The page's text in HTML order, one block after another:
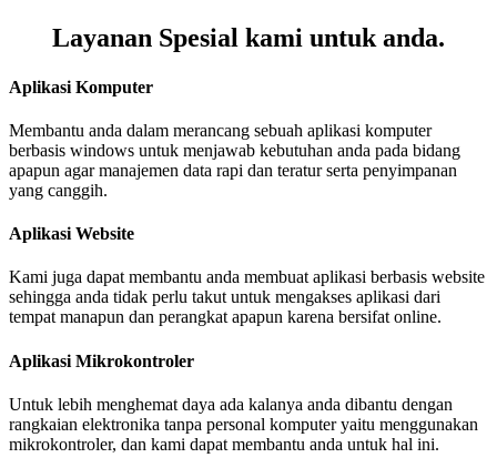
Layanan Spesial kami untukanda.
Aplikasi Komputer
Membantu anda dalam merancang sebuah aplikasi komputer
berbasis windows untuk menjawab kebutuhan anda pada bidang
apapun agar manajemen data rapi dan teratur serta penyimpanan
yang canggih.
Aplikasi Website
Kami juga dapat membantu anda membuat aplikasi berbasis website
sehingga anda tidak perlu takut untuk mengakses aplikasi dari
tempat manapun dan perangkat apapun karena bersifat online.
Aplikasi Mikrokontroler
Untuk lebih menghemat daya ada kalanya anda dibantu dengan
rangkaian elektronika tanpa personal komputer yaitu menggunakan
mikrokontroler, dan kami dapat membantu anda untuk hal ini.